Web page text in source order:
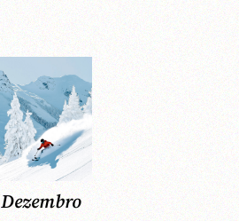
Dezembro